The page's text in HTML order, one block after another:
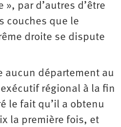
par d’autres d’être
couches que le
droite se dispute
aucun département au
régional à la fin
le fait qu’il a obtenu
la première fois, et